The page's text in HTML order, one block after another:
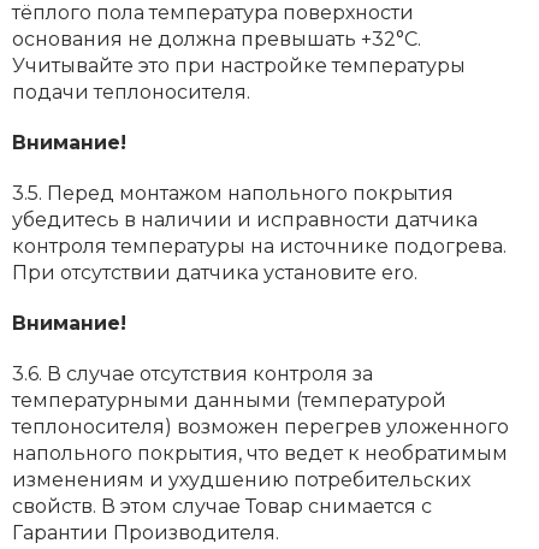
тёплого пола температура поверхности
основания не должна превышать +32°С.
Учитывайте это при настройке температуры
подачи теплоносителя.
Внимание!
3.5. Перед монтажом напольного покрытия
убедитесь в наличии и исправности датчика
контроля температуры на источнике подогрева.
При отсутствии датчика установите ero.
Внимание!
3.6. В случае отсутствия контроля за
температурными данными (температурой
теплоносителя) возможен перегрев уложенного
напольного покрытия, что ведет к необратимым
изменениям и ухудшению потребительских
свойств. В этом случае Товар снимается с
Гарантии Производителя.